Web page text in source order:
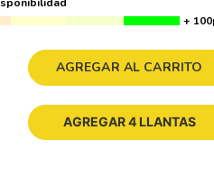
+
AGREGAR AL CARRITO
AGREGAR 4 LLANTAS